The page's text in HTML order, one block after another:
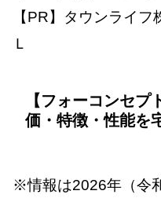
【PR】タウンライ
Ｌ
【フォーコンセ
価・特徴・性能を
※情報は2026年（令